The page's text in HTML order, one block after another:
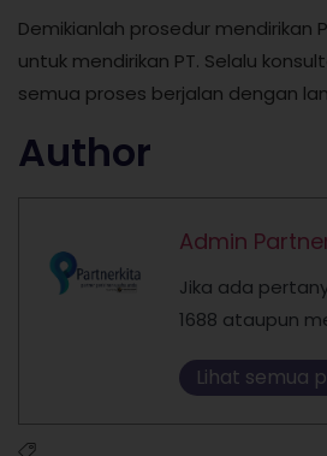
Demikianlah prosedur
untuk mendirikan PT. Selalu
semua proses berjalan dengan
Author
Admin
Jika ada
1688 ataupun
Lihat semua